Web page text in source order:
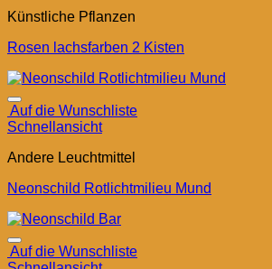
Künstliche Pflanzen
Rosen lachsfarben 2 Kisten
Auf die Wunschliste
Schnellansicht
Andere Leuchtmittel
Neonschild Rotlichtmilieu Mund
Auf die Wunschliste